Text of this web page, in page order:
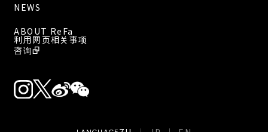
NEWS
ABOUT ReFa
利用网页相关事项
咨询